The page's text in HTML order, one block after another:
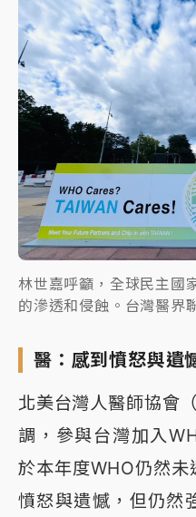
林世嘉呼籲，全球民主國
的滲透和侵蝕。台灣醫界
醫：感到憤怒與遺
北美台灣人醫師協會
調，參與台灣加入
於本年度WHO仍然未
憤怒與遺憾，但仍然